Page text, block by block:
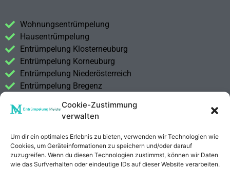
Cookie-Zustimmung
verwalten
Um dir ein optimales Erlebnis zu bieten, verwenden wir Technologien wie
Cookies, um Geräteinformationen zu speichern und/oder darauf
zuzugreifen. Wenn du diesen Technologien zustimmst, können wir Daten
wie das Surfverhalten oder eindeutige IDs auf dieser Website verarbeiten.
Wohnungsentrümpelung
Hausentrümpelung
Entrümpelung Klosterneuburg
Entrümpelung Korneuburg
Entrümpelung Niederösterreich
Entrümpelung Bregenz
Entrümpelung Wien
Entrümpelung Graz
Entrümpelung Linz
Entrümpelung Salzburg
Entrümpelung Vorarlberg